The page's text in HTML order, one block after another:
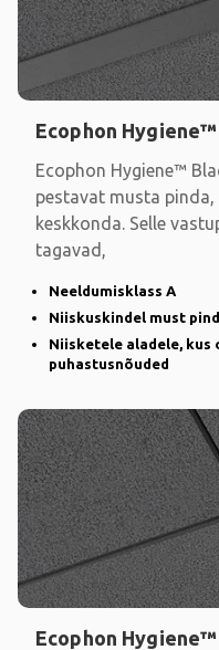
Ecophon
Ecophon Hygiene™
pestavat musta
keskkonda. Selle
tagavad,
Neeldumisklass A
Niiskuskindel must
Niisketele aladele, kus
puhastusnõuded
Ecophon Hygiene™